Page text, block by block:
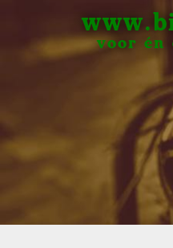
voor én